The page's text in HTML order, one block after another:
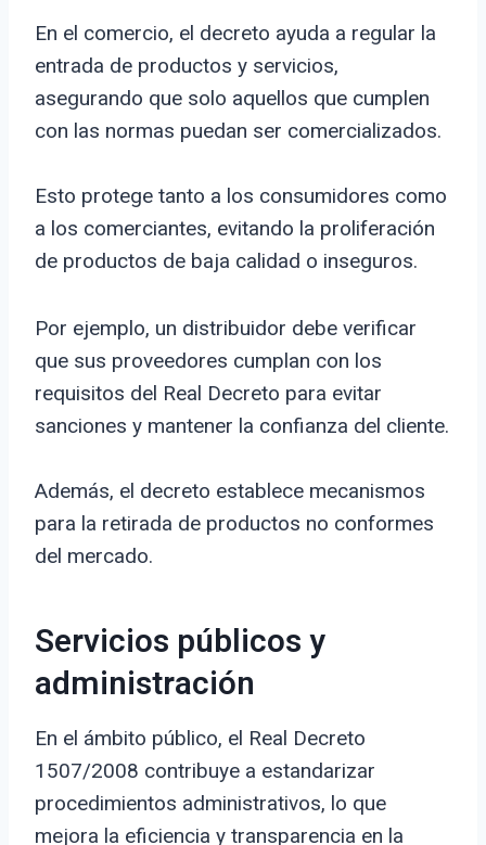
En el comercio, el decreto ayuda a regular la
entrada de productos y servicios,
asegurando que solo aquellos que cumplen
con las normas puedan ser comercializados.
Esto protege tanto a los consumidores como
a los comerciantes, evitando la proliferación
de productos de baja calidad o inseguros.
Por ejemplo, un distribuidor debe verificar
que sus proveedores cumplan con los
requisitos del Real Decreto para evitar
sanciones y mantener la confianza del cliente.
Además, el decreto establece mecanismos
para la retirada de productos no conformes
del mercado.
Servicios públicos y
administración
En el ámbito público, el Real Decreto
1507/2008 contribuye a estandarizar
procedimientos administrativos, lo que
mejora la eficiencia y transparencia en la